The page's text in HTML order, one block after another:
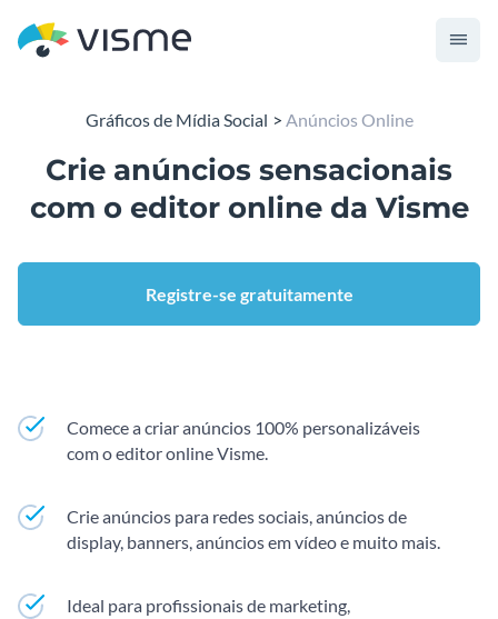
Gráficos de Mídia Social Anúncios Online
Crie anúncios sensacionais
com o editor online da Visme
Registre-se gratuitamente
Comece a criar anúncios 100% personalizáveis
com o editor online Visme.
Crie anúncios para redes sociais, anúncios de
display, banners, anúncios em vídeo e muito mais.
Ideal para profissionais de marketing,